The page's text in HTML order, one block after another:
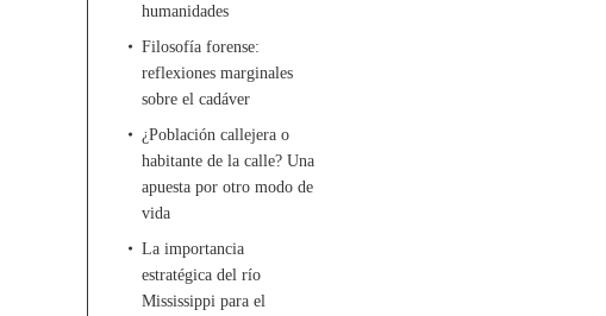
humanidades
Filosofía forense:
reflexiones marginales
sobre el cadáver
¿Población callejera o
habitante de la calle? Una
apuesta por otro modo de
vida
La importancia
estratégica del río
Mississippi para el